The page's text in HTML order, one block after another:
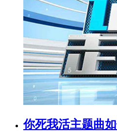
你死我活主题曲